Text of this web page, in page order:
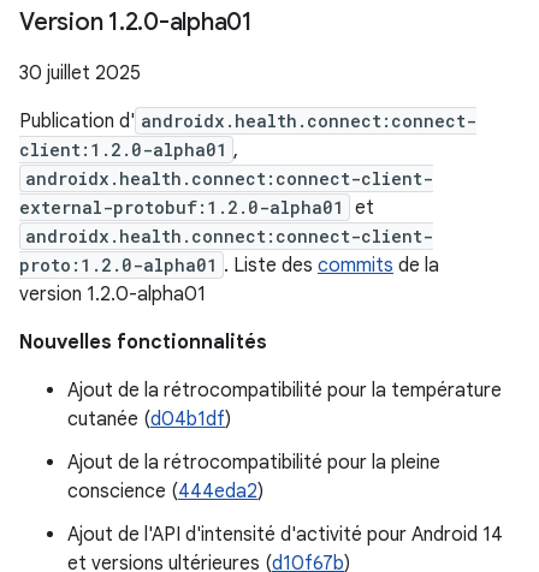
Version 1.2.0-alpha01
30 juillet 2025
Publication d' androidx.health.connect:connect-
client:1.2.0-alpha01 ,
androidx.health.connect:connect-client-
external-protobuf:1.2.0-alpha01
et
androidx.health.connect:connect-client-
proto:1.2.0-alpha01 . Liste des commits de la
version 1.2.0-alpha01
Nouvelles fonctionnalités
Ajout de la rétrocompatibilité pour la température
cutanée (d04b1df)
Ajout de la rétrocompatibilité pour la pleine
conscience (444eda2)
Ajout de l'API d'intensité d'activité pour Android 14
et versions ultérieures (d10f67b)